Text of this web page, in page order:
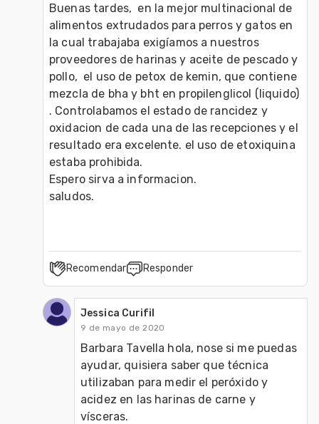
Buenas tardes,  en la mejor multinacional de
alimentos extrudados para perros y gatos en
la cual trabajaba exigíamos a nuestros
proveedores de harinas y aceite de pescado y
pollo,  el uso de petox de kemin, que contiene
mezcla de bha y bht en propilenglicol (liquido)
. Controlabamos el estado de rancidez y
oxidacion de cada una de las recepciones y el
resultado era excelente. el uso de etoxiquina
estaba prohibida.
Espero sirva a informacion.
saludos.
Recomendar Responder
Jessica Curifil
9 de mayo de 2020
Barbara Tavella hola, nose si me puedas
ayudar, quisiera saber que técnica
utilizaban para medir el peróxido y
acidez en las harinas de carne y
vísceras.